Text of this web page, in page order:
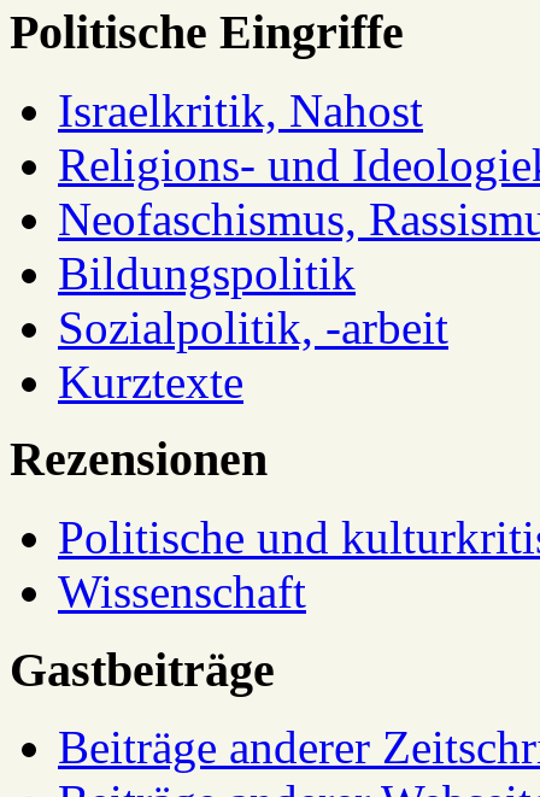
Politische Eingriffe
Israelkritik, Nahost
Religions- und
Neofaschismus,
Bildungspolitik
Sozialpolitik, -arbeit
Kurztexte
Rezensionen
Politische und
Wissenschaft
Gastbeiträge
Beiträge anderer